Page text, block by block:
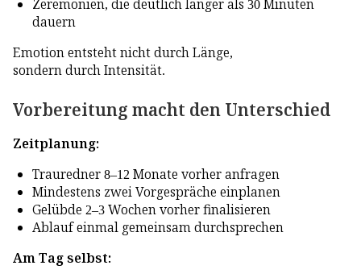
Zeremonien, die deutlich länger als 30 Minuten
dauern
Emotion entsteht nicht durch Länge,
sondern durch Intensität.
Vorbereitung macht den Unterschied
Zeitplanung:
Trauredner 8–12 Monate vorher anfragen
Mindestens zwei Vorgespräche einplanen
Gelübde 2–3 Wochen vorher finalisieren
Ablauf einmal gemeinsam durchsprechen
Am Tag selbst: